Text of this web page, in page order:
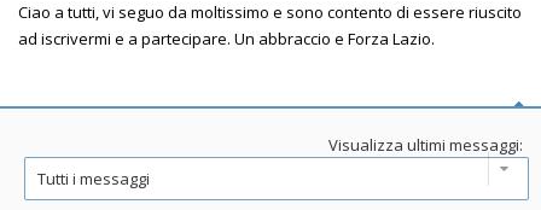
Ciao a tutti, vi seguo da moltissimo e sono contento di essere riuscito
ad iscrivermi e a partecipare. Un abbraccio e Forza Lazio.
Visualizza ultimi messaggi: